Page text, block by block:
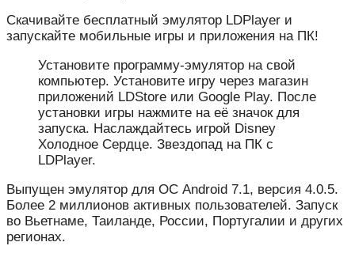
Скачивайте бесплатный эмулятор LDPlayer и
запускайте мобильные игры и приложения на ПК!
Установите программу-эмулятор на свой
компьютер. Установите игру через магазин
приложений LDStore или Google Play. После
установки игры нажмите на её значок для
запуска. Наслаждайтесь игрой Disney
Холодное Сердце. Звездопад на ПК с
LDPlayer.
Выпущен эмулятор для ОС Android 7.1, версия 4.0.5.
Более 2 миллионов активных пользователей. Запуск
во Вьетнаме, Таиланде, России, Португалии и других
регионах.